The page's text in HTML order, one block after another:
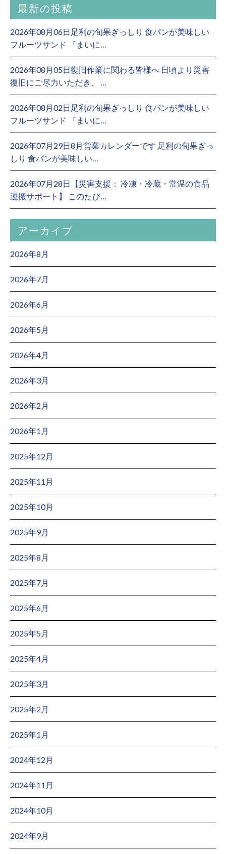
最新の投稿
2026年08月06日足利の旬果ぎっしり 食パンが美味しい
フルーツサンド 『まいに…
2026年08月05日復旧作業に関わる皆様へ 日頃より災害
復旧にご尽力いただき、 …
2026年08月02日足利の旬果ぎっしり 食パンが美味しい
フルーツサンド 『まいに…
2026年07月29日8月営業カレンダーです 足利の旬果ぎっ
しり 食パンが美味しい…
2026年07月28日【災害支援： 冷凍・冷蔵・常温の食品
運搬サポート】 このたび…
アーカイブ
2026年8月
2026年7月
2026年6月
2026年5月
2026年4月
2026年3月
2026年2月
2026年1月
2025年12月
2025年11月
2025年10月
2025年9月
2025年8月
2025年7月
2025年6月
2025年5月
2025年4月
2025年3月
2025年2月
2025年1月
2024年12月
2024年11月
2024年10月
2024年9月